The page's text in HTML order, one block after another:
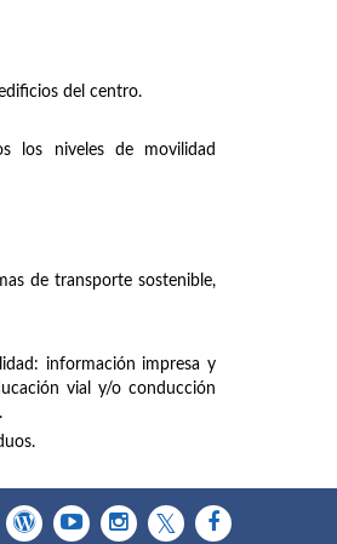
del centro.
los niveles de movilidad
de transporte sostenible,
información impresa y
vial y/o conducción